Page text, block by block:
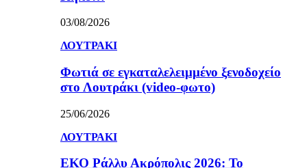
03/08/2026
ΛΟΥΤΡΑΚΙ
Φωτιά σε εγκαταλελειμμένο ξενοδοχείο
στο Λουτράκι (video-φωτο)
25/06/2026
ΛΟΥΤΡΑΚΙ
ΕΚΟ Ράλλυ Ακρόπολις 2026: Το